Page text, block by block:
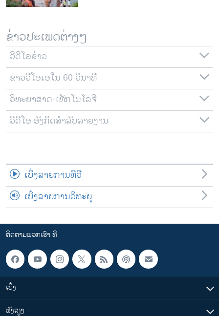
ພາສາຕ່າງໆ
ຂ່າວປະເພດຕ່າງໆ
ວີດີໂອຂ່າວ
ຂ່າວວີໂອເອໃນ 60 ວິນາທີ
ວິທະຍາສາດ-ເທັກໂນໂລຈີ
ວີດີໂອ ອັງກິດສຳລັບລາຍງານ
ເບິ່ງລາຍການທີວີ
ເບິ່ງລາຍການວິທະຍຸ
ຕິດຕາມພວກເຮົາ ທີ່
ເບິ່ງ
ຟັງສຽງ